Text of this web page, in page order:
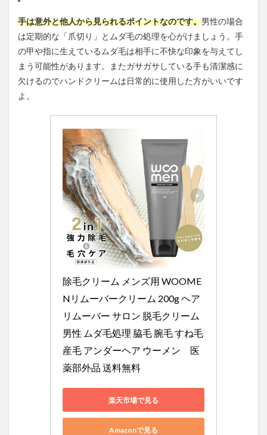
手は意外と他人から見られるポイントなのです。男性の場合
は定期的な「爪切り」とムダ毛の処理を心がけましょう。手
の甲や指に生えているムダ毛は相手に不快な印象を与えてし
まう可能性があります。またガサガサしている手も清潔感に
欠けるのでハンドクリームは日常的に使用した方がいいです
よ。
除毛クリーム メンズ用 WOOME
Nリムーバークリーム 200g ヘア
リムーバー サロン 脱毛クリーム
男性 ムダ毛処理 脇毛 腕毛 すね毛
産毛 アンダーヘア ウーメン　医
薬部外品 送料無料
楽天市場で見る
Amazonで見る